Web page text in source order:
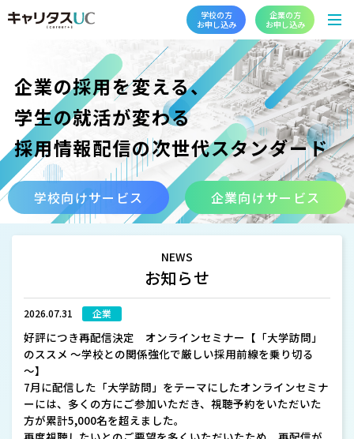
学校の方
お申し込み
企業の方
お申し込み
企業の採用を変える、
学生の就活が変わる
採用情報配信の次世代スタンダード
学校向けサービス 企業向けサービス
NEWS
お知らせ
2026.07.31 企業
好評につき再配信決定 オンラインセミナー【「大学訪問」
のススメ ～学校との関係強化で厳しい採用前線を乗り切る
～】
7月に配信した「大学訪問」をテーマにしたオンラインセミナ
ーには、多くの方にご参加いただき、視聴予約をいただいた
方が累計5,000名を超えました。